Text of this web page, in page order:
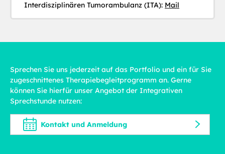
Interdisziplinären Tumorambulanz (ITA): Mail
Sprechen Sie uns jederzeit auf das Portfolio und ein für Sie
zugeschnittenes Therapiebegleitprogramm an. Gerne
können Sie hierfür unser Angebot der Integrativen
Sprechstunde nutzen:
Kontakt und Anmeldung